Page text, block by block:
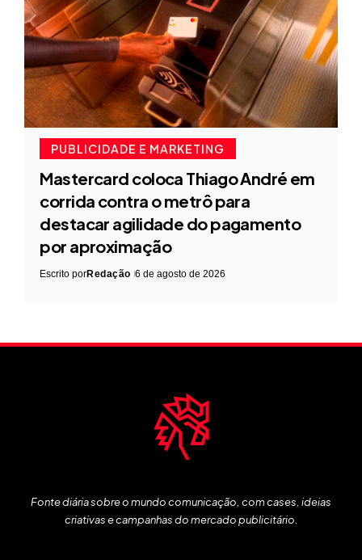
PUBLICIDADE E MARKETING
Mastercard coloca Thiago André em
corrida contra o metrô para
destacar agilidade do pagamento
por aproximação
Escrito porRedação 6 de agosto de 2026
Fonte diária sobre o mundo comunicação, com cases, ideias
criativas e campanhas do mercado publicitário.